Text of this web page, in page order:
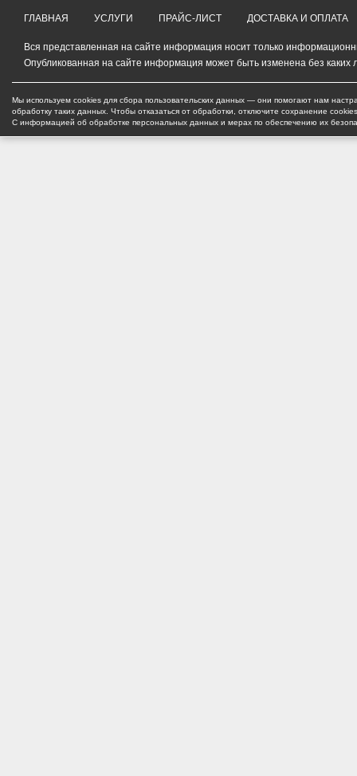
ГЛАВНАЯ УСЛУГИ ПРАЙС-ЛИСТ ДОСТАВКА И ОПЛАТА
Вся представленная на сайте информация носит только
Опубликованная на сайте информация может быть изменена без каких
Мы используем cookies для сбора пользовательских данных — они помогают нам
обработку таких данных. Чтобы отказаться от обработки, отключите сохранение
С информацией об обработке персональных данных и мерах по обеспечению их